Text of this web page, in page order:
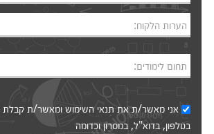
הערות הלקוח:
תחום לימודים:
אני מאשר/ת אתתנאי השימושומאשר/ת קבלת
בטלפון, בדוא"ל, במסרון וכדומה‎‎